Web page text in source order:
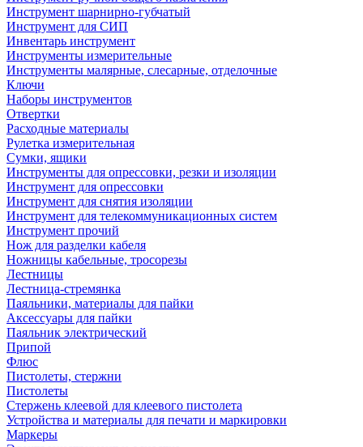
Инструмент шарнирно-губчатый
Инструмент для СИП
Инвентарь инструмент
Инструменты измерительные
Инструменты малярные, слесарные, отделочные
Ключи
Наборы инструментов
Отвертки
Расходные материалы
Рулетка измерительная
Сумки, ящики
Инструменты для опрессовки, резки и изоляции
Инструмент для опрессовки
Инструмент для снятия изоляции
Инструмент для телекоммуникационных систем
Инструмент прочий
Нож для разделки кабеля
Ножницы кабельные, тросорезы
Лестницы
Лестница-стремянка
Паяльники, материалы для пайки
Аксессуары для пайки
Паяльник электрический
Припой
Флюс
Пистолеты, стержни
Пистолеты
Стержень клеевой для клеевого пистолета
Устройства и материалы для печати и маркировки
Маркеры